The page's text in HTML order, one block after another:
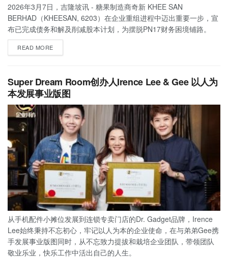
2026年3月7日，吉隆坡讯 - 糖果制造商奇新 KHEE SAN
BERHAD（KHEESAN, 6203）在企业重组进程中迈出重要一步，宣
布已完成债务和解及削减股本计划，为摆脱PN17财务困境铺路。
READ MORE
Super Dream Room创办人Irence Lee & Gee 以人为
本发展事业版图
从手机配件小摊位发展到连锁专卖门店的Dr. Gadget品牌，Irence
Lee始终秉持不忘初心，牢记以人为本的企业使命，在与弟弟Gee携
手发展事业版图同时，从不忘致力提拔和栽培企业团队，带领团队
敬业乐业，快乐工作中活出自己的人生。